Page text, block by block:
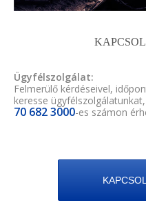
Ügyfélszolgálat:
Felmerülő kérdéseivel,
keresse
70 682 3000-es számon